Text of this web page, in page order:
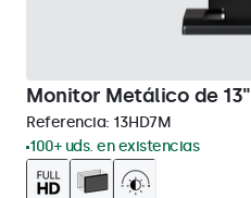
Monitor Metálico de 13"
Referencia: 13HD7M
100+ uds. en existencias